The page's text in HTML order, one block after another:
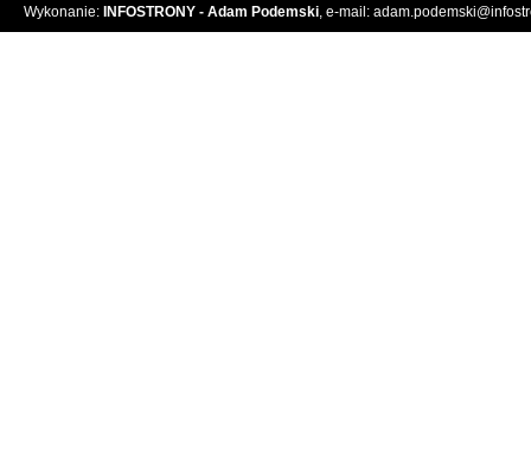
Wykonanie: INFOSTRONY - Adam Podemski, e-mail: